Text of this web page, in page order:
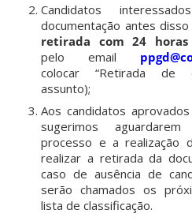
Candidatos
documentação antes
retirada com 24 horas
pelo email
colocar “Retirada de
assunto);
Aos candidatos
sugerimos
processo e a realização
realizar a retirada da
caso de ausência de
serão chamados os
lista de classificação.